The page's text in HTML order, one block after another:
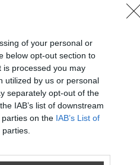
of your personal or
below opt-out section to
processed you may
utilized by us or personal
separately opt-out of the
IAB’s list of downstream
on the IAB’s List of